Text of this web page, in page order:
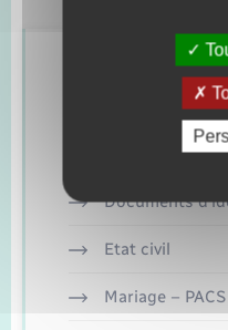
Retrouvez
Concessions
Documents
Etat civil
Mariage – PACS